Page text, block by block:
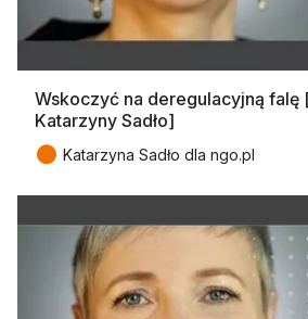
Wskoczyć na deregulacyjną falę
Katarzyny Sadło]
● Katarzyna Sadło dla ngo.pl